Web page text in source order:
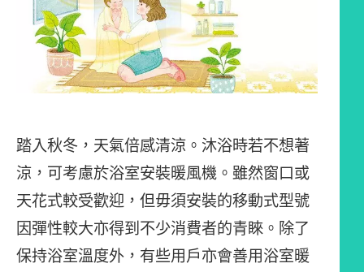
踏入秋冬，天氣倍感清涼。沐浴時若不想著
涼，可考慮於浴室安裝暖風機。雖然窗口或
天花式較受歡迎，但毋須安裝的移動式型號
因彈性較大亦得到不少消費者的青睞。除了
保持浴室溫度外，有些用戶亦會善用浴室暖